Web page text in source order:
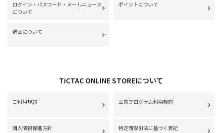
ログイン・パスワード・メールニュース
について
ポイントについて
退会について
TiCTAC ONLINE STOREについて
ご利用規約 会員プログラム利用規約
個人情報保護方針 特定商取引法に基づく表記